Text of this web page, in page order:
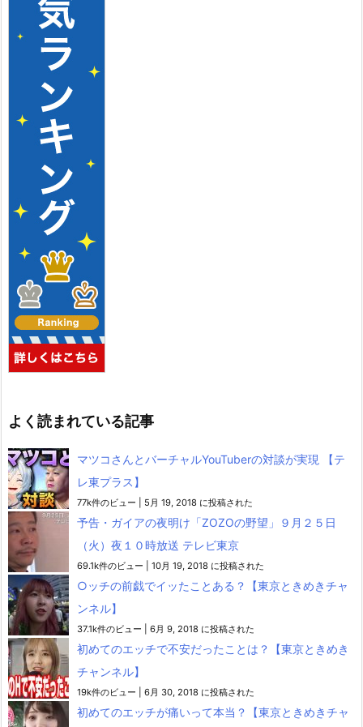
よく読まれている記事
マツコさんとバーチャルYouTuberの対談が実現 【テ
レ東プラス】
77k件のビュー 5月 19, 2018 に投稿された
予告・ガイアの夜明け「ZOZOの野望」９月２５日
（火）夜１０時放送 テレビ東京
69.1k件のビュー 10月 19, 2018 に投稿された
○ッチの前戯でイッたことある？【東京ときめきチャ
ンネル】
37.1k件のビュー 6月 9, 2018 に投稿された
初めてのエッチで不安だったことは？【東京ときめき
チャンネル】
19k件のビュー 6月 30, 2018 に投稿された
初めてのエッチが痛いって本当？【東京ときめきチャ